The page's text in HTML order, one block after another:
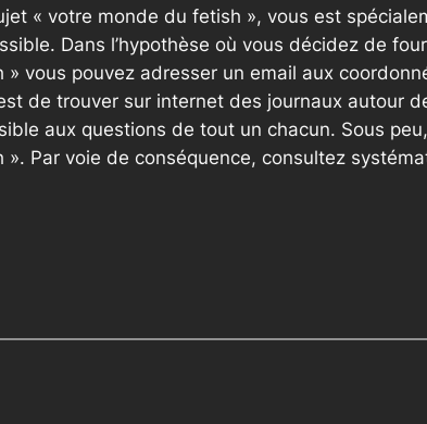
« votre monde du fetish », vous est
Dans l’hypothèse où vous décidez de
» vous pouvez adresser un email aux
de trouver sur internet des journaux autour
aux questions de tout un chacun. Sous
Par voie de conséquence, consultez